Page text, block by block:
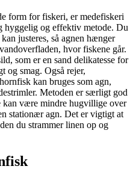
form for fiskeri, er medefiskeri
hyggelig og effektiv metode. Du
justeres, så agnen hænger
hvor fiskene går.
som er en sand delikatesse for
og smag. Også rejer,
kan bruges som agn,
Metoden er særligt god
kan være mindre hugvillige over
stationær agn. Det er vigtigt at
du strammer linen op og